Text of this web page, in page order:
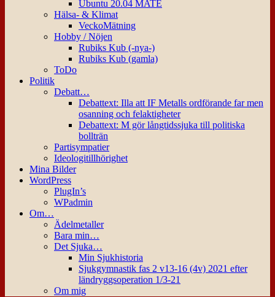
Ubuntu 20.04 MATE
Hälsa- & Klimat
VeckoMätning
Hobby / Nöjen
Rubiks Kub (-nya-)
Rubiks Kub (gamla)
ToDo
Politik
Debatt…
Debattext: Illa att IF Metalls ordförande far men
osanning och felaktigheter
Debattext: M gör långtidssjuka till politiska
bollträn
Partisympatier
Ideologitillhörighet
Mina Bilder
WordPress
PlugIn’s
WPadmin
Om…
Ädelmetaller
Bara min…
Det Sjuka…
Min Sjukhistoria
Sjukgymnastik fas 2 v13-16 (4v) 2021 efter
ländryggsoperation 1/3-21
Om mig